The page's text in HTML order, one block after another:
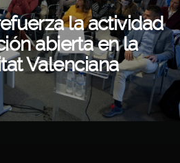
la actividad
abierta en la
Valenciana